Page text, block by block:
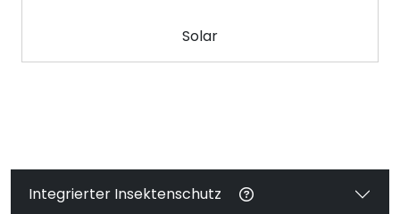
Solar
Integrierter Insektenschutz